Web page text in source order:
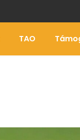
TAO